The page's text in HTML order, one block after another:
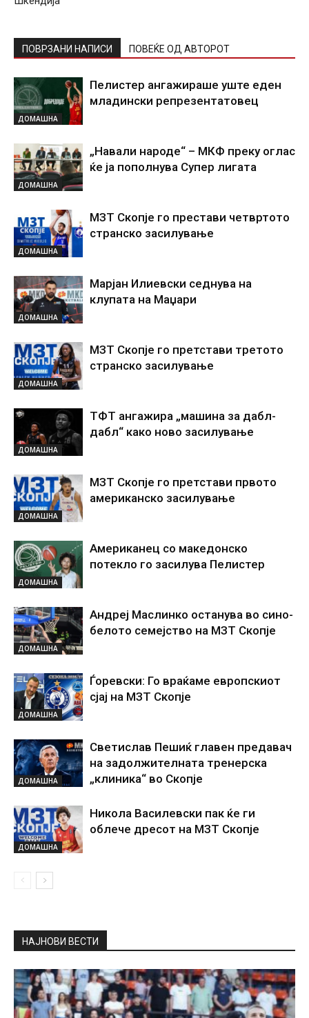
ПОВРЗАНИ НАПИСИ ПОВЕЌЕ ОД АВТОРОТ
ДОМАШНА
Пелистер ангажираше уште еден
младински репрезентатовец
ДОМАШНА
„Навали народе“ – МКФ преку оглас
ќе ја пополнува Супер лигата
ДОМАШНА
МЗТ Скопје го престави четвртото
странско засилување
ДОМАШНА
Марјан Илиевски седнува на
клупата на Маџари
ДОМАШНА
МЗТ Скопје го претстави третото
странско засилување
ДОМАШНА
ТФТ ангажира „машина за дабл-
дабл“ како ново засилување
ДОМАШНА
МЗТ Скопје го претстави првото
американско засилување
ДОМАШНА
Американец со македонско
потекло го засилува Пелистер
ДОМАШНА
Андреј Маслинко останува во сино-
белото семејство на МЗТ Скопје
ДОМАШНА
Ѓоревски: Го враќаме европскиот
сјај на МЗТ Скопје
ДОМАШНА
Светислав Пешиќ главен предавач
на задолжителната тренерска
„клиника“ во Скопје
ДОМАШНА
Никола Василевски пак ќе ги
облече дресот на МЗТ Скопје
НАЈНОВИ ВЕСТИ